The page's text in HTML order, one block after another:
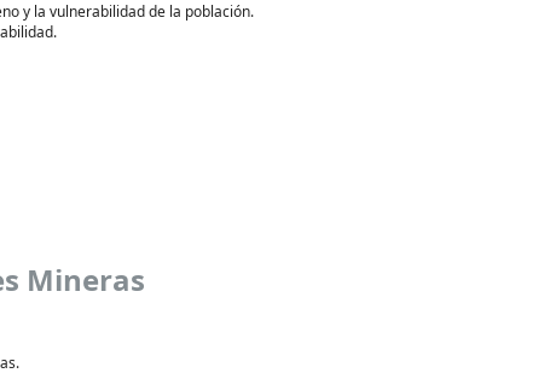
y la vulnerabilidad de la población.
Mineras